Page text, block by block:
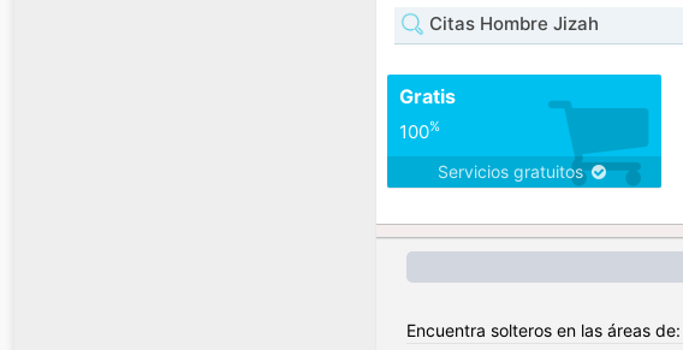
Citas Hombre Jizah
Gratis
100%
Servicios gratuitos
Encuentra solteros en las áreas